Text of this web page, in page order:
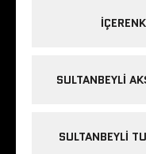
SULTANBEYLI
SULTANBEYLI